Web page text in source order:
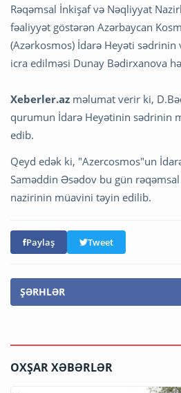
Rəqəmsal İnkişaf və Nəqliyyat
fəaliyyət göstərən Azərbaycan
(Azərkosmos) İdarə Heyəti
icra edilməsi Dunay Bədirxanova
Xeberler.az məlumat verir ki,
qurumun İdarə Heyətinin sədrinin
edib.
Qeyd edək ki, "Azercosmos"un
Saməddin Əsədov bu gün
nazirinin müavini təyin edilib.
Paylaş Tweet
ŞƏRHLƏR
OXŞAR XƏBƏRLƏR